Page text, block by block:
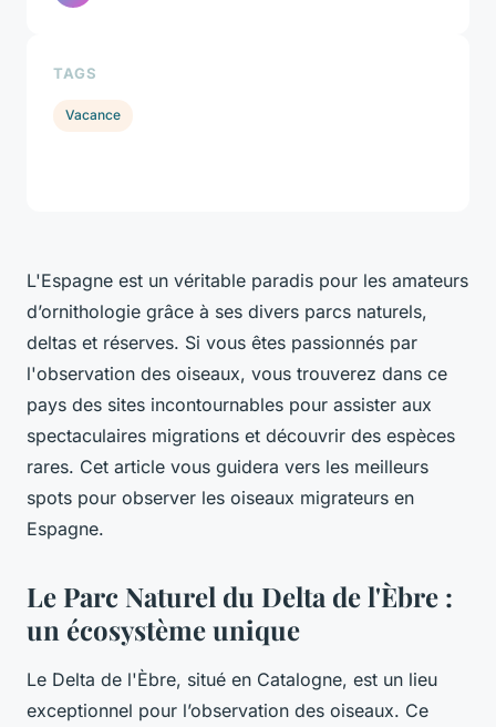
L'Espagne est un véritable paradis pour les amateurs
d’ornithologie grâce à ses divers parcs naturels,
deltas et réserves. Si vous êtes passionnés par
l'observation des oiseaux, vous trouverez dans ce
pays des sites incontournables pour assister aux
spectaculaires migrations et découvrir des espèces
rares. Cet article vous guidera vers les meilleurs
spots pour observer les oiseaux migrateurs en
Espagne.
Le Parc Naturel du Delta de l'Èbre :
un écosystème unique
Le Delta de l'Èbre, situé en Catalogne, est un lieu
exceptionnel pour l’observation des oiseaux. Ce
TAGS
Vacance